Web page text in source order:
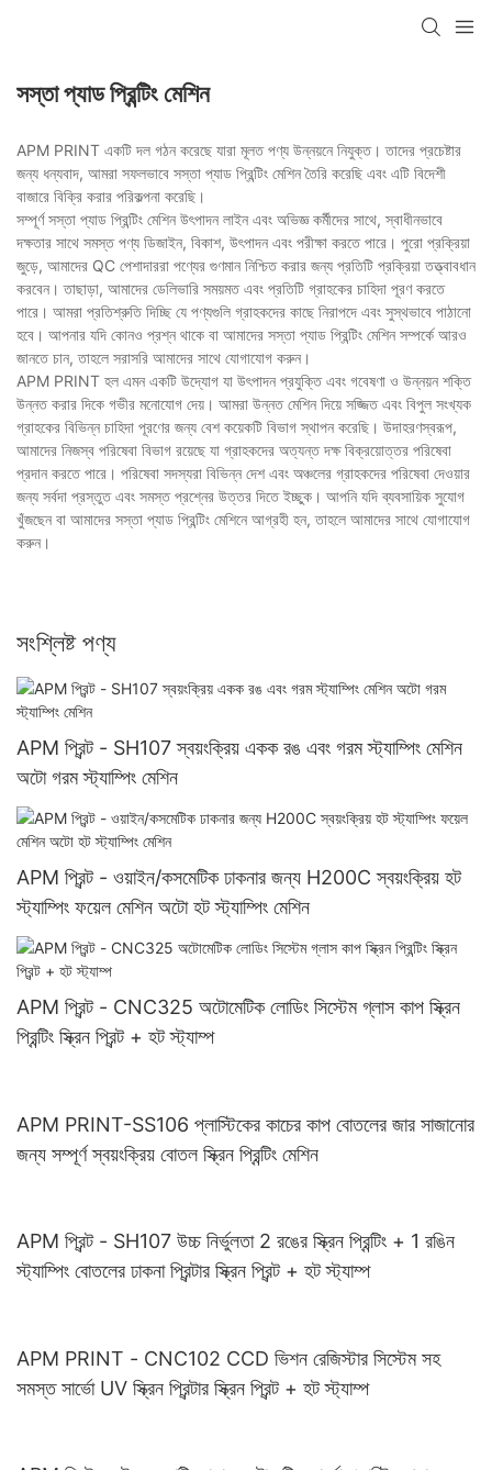
সস্তা প্যাড প্রিন্টিং মেশিন
APM PRINT একটি দল গঠন করেছে যারা মূলত পণ্য উন্নয়নে নিযুক্ত। তাদের প্রচেষ্টার
জন্য ধন্যবাদ, আমরা সফলভাবে সস্তা প্যাড প্রিন্টিং মেশিন তৈরি করেছি এবং এটি বিদেশী
বাজারে বিক্রি করার পরিকল্পনা করেছি।
সম্পূর্ণ সস্তা প্যাড প্রিন্টিং মেশিন উৎপাদন লাইন এবং অভিজ্ঞ কর্মীদের সাথে, স্বাধীনভাবে
দক্ষতার সাথে সমস্ত পণ্য ডিজাইন, বিকাশ, উৎপাদন এবং পরীক্ষা করতে পারে। পুরো প্রক্রিয়া
জুড়ে, আমাদের QC পেশাদাররা পণ্যের গুণমান নিশ্চিত করার জন্য প্রতিটি প্রক্রিয়া তত্ত্বাবধান
করবেন। তাছাড়া, আমাদের ডেলিভারি সময়মত এবং প্রতিটি গ্রাহকের চাহিদা পূরণ করতে
পারে। আমরা প্রতিশ্রুতি দিচ্ছি যে পণ্যগুলি গ্রাহকদের কাছে নিরাপদে এবং সুস্থভাবে পাঠানো
হবে। আপনার যদি কোনও প্রশ্ন থাকে বা আমাদের সস্তা প্যাড প্রিন্টিং মেশিন সম্পর্কে আরও
জানতে চান, তাহলে সরাসরি আমাদের সাথে যোগাযোগ করুন।
APM PRINT হল এমন একটি উদ্যোগ যা উৎপাদন প্রযুক্তি এবং গবেষণা ও উন্নয়ন শক্তি
উন্নত করার দিকে গভীর মনোযোগ দেয়। আমরা উন্নত মেশিন দিয়ে সজ্জিত এবং বিপুল সংখ্যক
গ্রাহকের বিভিন্ন চাহিদা পূরণের জন্য বেশ কয়েকটি বিভাগ স্থাপন করেছি। উদাহরণস্বরূপ,
আমাদের নিজস্ব পরিষেবা বিভাগ রয়েছে যা গ্রাহকদের অত্যন্ত দক্ষ বিক্রয়োত্তর পরিষেবা
প্রদান করতে পারে। পরিষেবা সদস্যরা বিভিন্ন দেশ এবং অঞ্চলের গ্রাহকদের পরিষেবা দেওয়ার
জন্য সর্বদা প্রস্তুত এবং সমস্ত প্রশ্নের উত্তর দিতে ইচ্ছুক। আপনি যদি ব্যবসায়িক সুযোগ
খুঁজছেন বা আমাদের সস্তা প্যাড প্রিন্টিং মেশিনে আগ্রহী হন, তাহলে আমাদের সাথে যোগাযোগ
করুন।
সংশ্লিষ্ট পণ্য
APM প্রিন্ট - SH107 স্বয়ংক্রিয় একক রঙ এবং গরম স্ট্যাম্পিং মেশিন
অটো গরম স্ট্যাম্পিং মেশিন
APM প্রিন্ট - ওয়াইন/কসমেটিক ঢাকনার জন্য H200C স্বয়ংক্রিয় হট
স্ট্যাম্পিং ফয়েল মেশিন অটো হট স্ট্যাম্পিং মেশিন
APM প্রিন্ট - CNC325 অটোমেটিক লোডিং সিস্টেম গ্লাস কাপ স্ক্রিন
প্রিন্টিং স্ক্রিন প্রিন্ট + হট স্ট্যাম্প
APM PRINT-SS106 প্লাস্টিকের কাচের কাপ বোতলের জার সাজানোর
জন্য সম্পূর্ণ স্বয়ংক্রিয় বোতল স্ক্রিন প্রিন্টিং মেশিন
APM প্রিন্ট - SH107 উচ্চ নির্ভুলতা 2 রঙের স্ক্রিন প্রিন্টিং + 1 রঙিন
স্ট্যাম্পিং বোতলের ঢাকনা প্রিন্টার স্ক্রিন প্রিন্ট + হট স্ট্যাম্প
APM PRINT - CNC102 CCD ভিশন রেজিস্টার সিস্টেম সহ
সমস্ত সার্ভো UV স্ক্রিন প্রিন্টার স্ক্রিন প্রিন্ট + হট স্ট্যাম্প